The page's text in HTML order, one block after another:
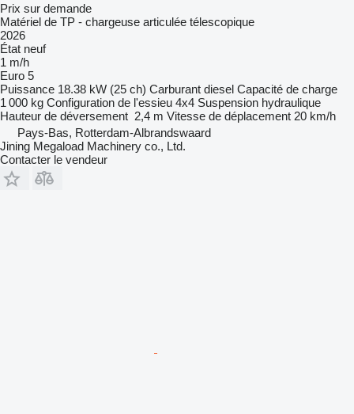
Prix sur demande
Matériel de TP - chargeuse articulée télescopique
2026
État neuf
1 m/h
Euro 5
Puissance 18.38 kW (25 ch) Carburant diesel Capacité de charge
1 000 kg Configuration de l'essieu 4x4 Suspension hydraulique
Hauteur de déversement 2,4 m Vitesse de déplacement 20 km/h
Pays-Bas, Rotterdam-Albrandswaard
Jining Megaload Machinery co., Ltd.
Contacter le vendeur